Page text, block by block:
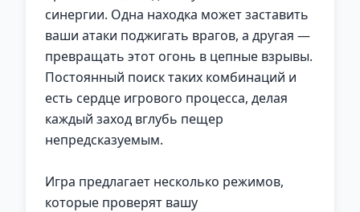
синергии. Одна находка может заставить
ваши атаки поджигать врагов, а другая —
превращать этот огонь в цепные взрывы.
Постоянный поиск таких комбинаций и
есть сердце игрового процесса, делая
каждый заход вглубь пещер
непредсказуемым.
Игра предлагает несколько режимов,
которые проверят вашу